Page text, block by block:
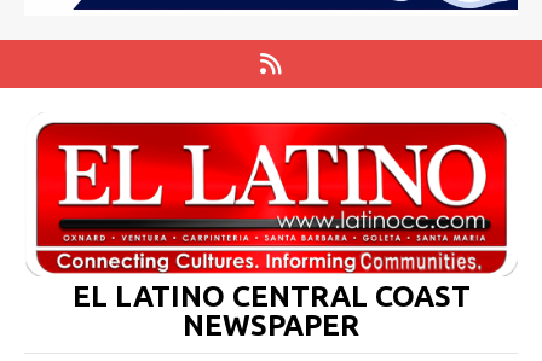
EL LATINO CENTRAL COAST
NEWSPAPER